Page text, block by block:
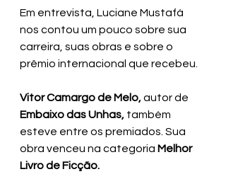
Em entrevista, Luciane Mustafá
nos contou um pouco sobre sua
carreira, suas obras e sobre o
prêmio internacional que recebeu.
Vitor Camargo de Melo, autor de
Embaixo das Unhas, também
esteve entre os premiados. Sua
obra venceu na categoria Melhor
Livro de Ficção.